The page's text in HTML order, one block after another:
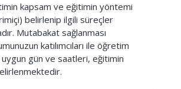
kapsam ve eğitimin yöntemi
belirlenip ilgili süreçler
Mutabakat sağlanması
katılımcıları ile öğretim
uygun gün ve saatleri, eğitimin